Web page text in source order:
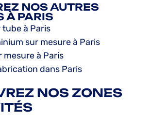
NOS AUTRES
À PARIS
tube à Paris
sur mesure à Paris
mesure à Paris
dans Paris
NOS ZONES